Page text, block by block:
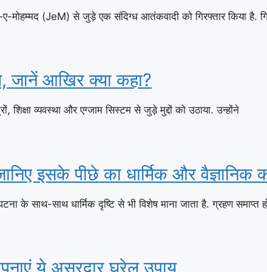
(JeM) से जुड़े एक संदिग्ध आतंकवादी को गिरफ्तार किया है.
जानें आखिर क्या कहा?
शिक्षा व्यवस्था और एग्जाम सिस्टम से जुड़े मुद्दों को उठाया. उन्होंने
इसके पीछे का धार्मिक और वैज्ञानिक
के साथ-साथ धार्मिक दृष्टि से भी विशेष माना जाता है. ग्रहण समाप्त
ये असरदार घरेलू उपाय